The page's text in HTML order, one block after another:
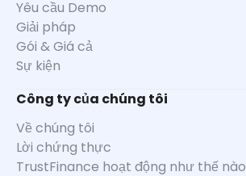
Yêu cầu Demo
Giải pháp
Gói & Giá cả
Sự kiện
Công ty của chúng tôi
Về chúng tôi
Lời chứng thực
TrustFinance hoạt động như thế nào